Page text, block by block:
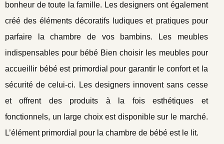
bonheur de toute la famille. Les designers ont également
créé des éléments décoratifs ludiques et pratiques pour
parfaire la chambre de vos bambins. Les meubles
indispensables pour bébé Bien choisir les meubles pour
accueillir bébé est primordial pour garantir le confort et la
sécurité de celui-ci. Les designers innovent sans cesse
et offrent des produits à la fois esthétiques et
fonctionnels, un large choix est disponible sur le marché.
L’élément primordial pour la chambre de bébé est le lit.